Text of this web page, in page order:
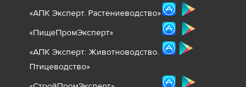
«АПК Эксперт. Растениеводство»
«ПищеПромЭксперт»
«АПК Эксперт: Животноводство.
Птицеводство»